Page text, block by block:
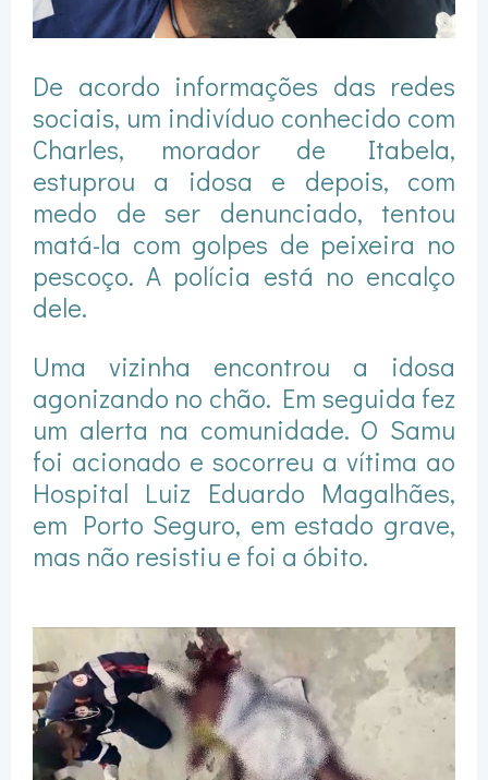
De acordo informações das redes
sociais, um indivíduo conhecido com
Charles, morador de Itabela,
estuprou a idosa e depois, com
medo de ser denunciado, tentou
matá-la com golpes de peixeira no
pescoço. A polícia está no encalço
dele.
Uma vizinha encontrou a idosa
agonizando no chão. Em seguida fez
um alerta na comunidade. O Samu
foi acionado e socorreu a vítima ao
Hospital Luiz Eduardo Magalhães,
em Porto Seguro, em estado grave,
mas não resistiu e foi a óbito.